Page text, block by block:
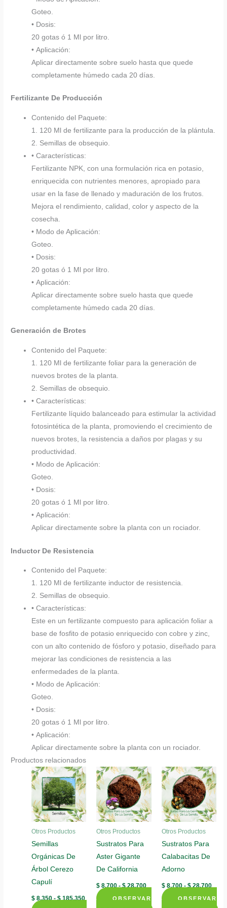
Goteo.
• Dosis:
20 gotas ó 1 Ml por litro.
• Aplicación:
Aplicar directamente sobre suelo hasta que quede
completamente húmedo cada 20 días.
Fertilizante De Producción
Contenido del Paquete:
1. 120 Ml de fertilizante para la producción de la plántula.
2. Semillas de obsequio.
• Características:
Fertilizante NPK, con una formulación rica en potasio,
enriquecida con nutrientes menores, apropiado para
usar en la fase de llenado y maduración de los frutos.
Mejora el rendimiento, calidad, color y aspecto de la
cosecha.
• Modo de Aplicación:
Goteo.
• Dosis:
20 gotas ó 1 Ml por litro.
• Aplicación:
Aplicar directamente sobre suelo hasta que quede
completamente húmedo cada 20 días.
Generación de Brotes
Contenido del Paquete:
1. 120 Ml de fertilizante foliar para la generación de
nuevos brotes de la planta.
2. Semillas de obsequio.
• Características:
Fertilizante líquido balanceado para estimular la actividad
fotosintética de la planta, promoviendo el crecimiento de
nuevos brotes, la resistencia a daños por plagas y su
productividad.
• Modo de Aplicación:
Goteo.
• Dosis:
20 gotas ó 1 Ml por litro.
• Aplicación:
Aplicar directamente sobre la planta con un rociador.
Inductor De Resistencia
Contenido del Paquete:
1. 120 Ml de fertilizante inductor de resistencia.
2. Semillas de obsequio.
• Características:
Este en un fertilizante compuesto para aplicación foliar a
base de fosfito de potasio enriquecido con cobre y zinc,
con un alto contenido de fósforo y potasio, diseñado para
mejorar las condiciones de resistencia a las
enfermedades de la planta.
• Modo de Aplicación:
Goteo.
• Dosis:
20 gotas ó 1 Ml por litro.
• Aplicación:
Aplicar directamente sobre la planta con un rociador.
Productos relacionados
Otros Productos
Semillas
Orgánicas De
Árbol Cerezo
Capulí
$ 8.350 - $185.350 Rango
Otros Productos
Sustratos Para
Aster Gigante
De California
$ 8.700 - $28.700 Rango
precios:
OBSERVAR
Otros Productos
Sustratos Para
Calabacitas De
Adorno
$8.700 - $28.700
OBSERVAR